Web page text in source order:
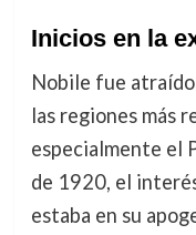
Inicios en la
Nobile fue
las regiones más
especialmente el
de 1920, el
estaba en su